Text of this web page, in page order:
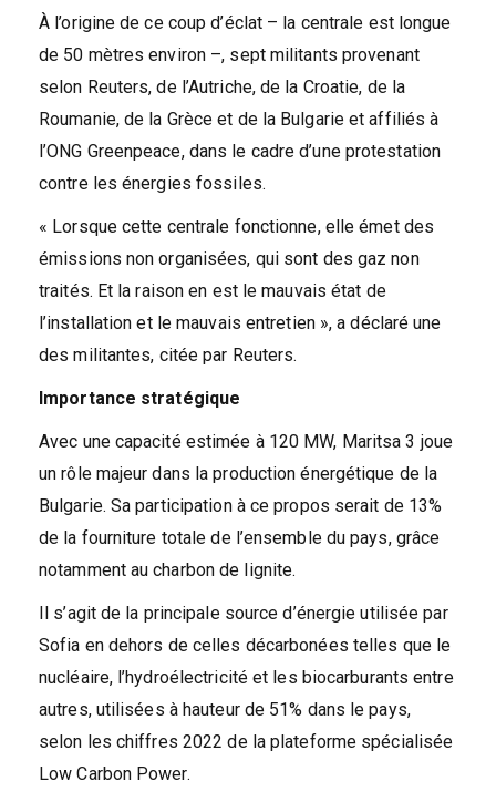
À l’origine de ce coup d’éclat – la centrale est longue
de 50 mètres environ –, sept militants provenant
selon Reuters, de l’Autriche, de la Croatie, de la
Roumanie, de la Grèce et de la Bulgarie et affiliés à
l’ONG Greenpeace, dans le cadre d’une protestation
contre les énergies fossiles.
« Lorsque cette centrale fonctionne, elle émet des
émissions non organisées, qui sont des gaz non
traités. Et la raison en est le mauvais état de
l’installation et le mauvais entretien », a déclaré une
des militantes, citée par Reuters.
Importance stratégique
Avec une capacité estimée à 120 MW, Maritsa 3 joue
un rôle majeur dans la production énergétique de la
Bulgarie. Sa participation à ce propos serait de 13%
de la fourniture totale de l’ensemble du pays, grâce
notamment au charbon de lignite.
Il s’agit de la principale source d’énergie utilisée par
Sofia en dehors de celles décarbonées telles que le
nucléaire, l’hydroélectricité et les biocarburants entre
autres, utilisées à hauteur de 51% dans le pays,
selon les chiffres 2022 de la plateforme spécialisée
Low Carbon Power.